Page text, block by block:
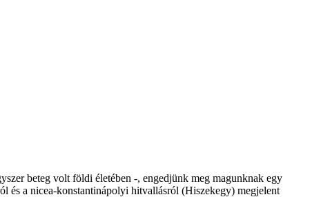
beteg volt földi életében -, engedjünk meg magunknak egy
és a nicea-konstantinápolyi hitvallásról (Hiszekegy) megjelent